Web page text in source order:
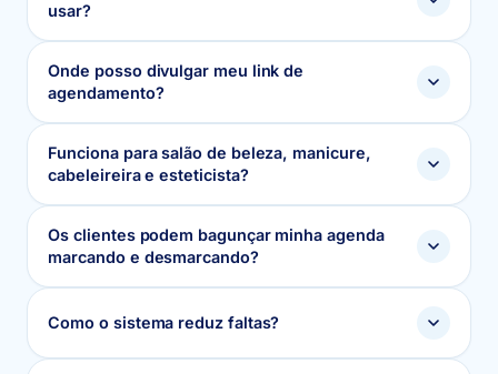
usar?
Onde posso divulgar meu link de
agendamento?
Funciona para salão de beleza, manicure,
cabeleireira e esteticista?
Os clientes podem bagunçar minha agenda
marcando e desmarcando?
Como o sistema reduz faltas?